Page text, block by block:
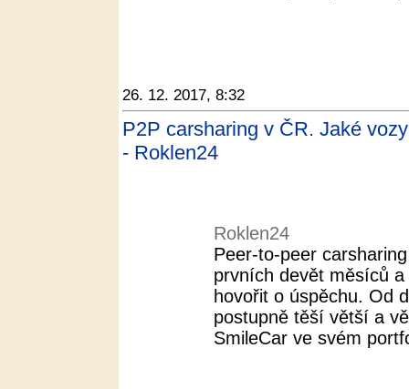
26. 12. 2017, 8:32
P2P carsharing v ČR. Jaké
- Roklen24
Roklen24
Peer-to-peer
prvních devět měsíců
hovořit o úspěchu. Od
postupně těší větší a
SmileCar ve svém